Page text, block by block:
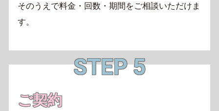
そのうえで料金・回数・期間をご相談いただけま
す。
STEP 5
ご契約